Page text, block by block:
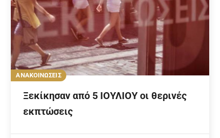
ΑΝΑΚΟΙΝΩΣΕΙΣ
Ξεκίκησαν από 5 ΙΟΥΛΙΟΥ οι θερινές
εκπτώσεις